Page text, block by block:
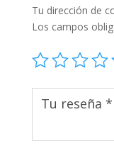
Tu dirección de
Los campos